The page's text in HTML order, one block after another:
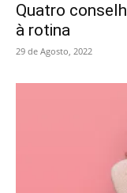
Quatro
à rotina
29 de Agosto, 2022